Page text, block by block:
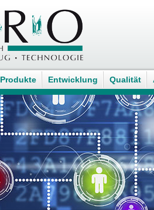
Produkte Entwicklung Qualität